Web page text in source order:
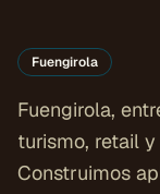
Fuengirola
Fuengirola,
turismo, retail
Construimos